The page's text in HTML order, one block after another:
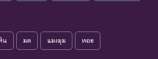
น มด แมงมุม หอย